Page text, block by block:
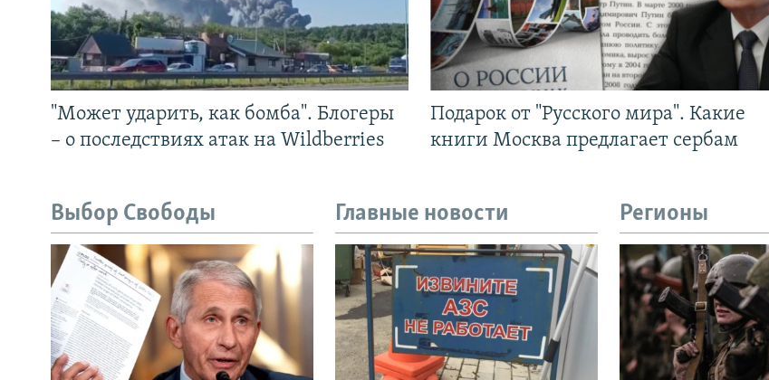
"Может ударить, как бомба". Блогеры
– о последствиях атак на Wildberries
Подарок от "Русского мира". Какие
книги Москва предлагает сербам
Выбор Свободы Главные новости Регионы